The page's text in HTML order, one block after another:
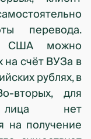
перевода.
США можно
на счёт ВУЗа в
рублях, в
вторых, для
лица нет
на получение